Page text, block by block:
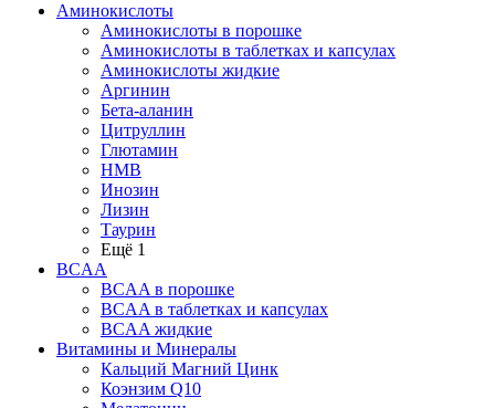
Аминокислоты
Аминокислоты в порошке
Аминокислоты в таблетках и капсулах
Аминокислоты жидкие
Аргинин
Бета-аланин
Цитруллин
Глютамин
HMB
Инозин
Лизин
Таурин
Ещё 1
BCAA
BCAA в порошке
BCAA в таблетках и капсулах
BCAA жидкие
Витамины и Минералы
Кальций Магний Цинк
Коэнзим Q10